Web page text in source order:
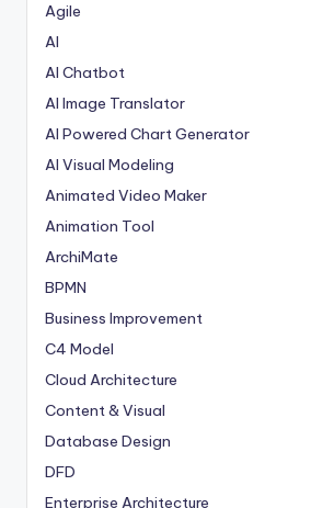
Agile
AI
AI Chatbot
AI Image Translator
AI Powered Chart Generator
AI Visual Modeling
Animated Video Maker
Animation Tool
ArchiMate
BPMN
Business Improvement
C4 Model
Cloud Architecture
Content & Visual
Database Design
DFD
Enterprise Architecture